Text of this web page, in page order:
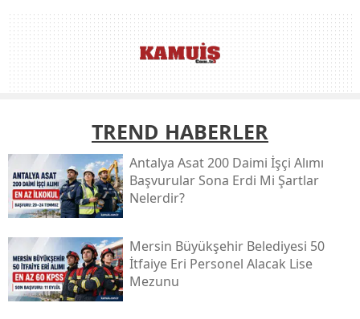
TREND HABERLER
Antalya Asat 200 Daimi İşçi Alımı
Başvurular Sona Erdi Mi Şartlar
Nelerdir?
Mersin Büyükşehir Belediyesi 50
İtfaiye Eri Personel Alacak Lise
Mezunu